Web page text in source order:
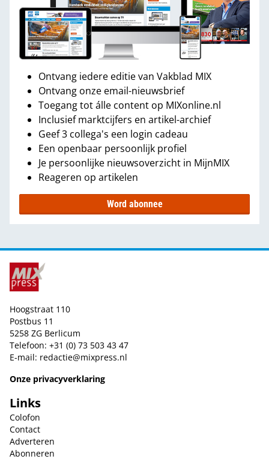
Ontvang iedere editie van Vakblad MIX
Ontvang onze email-nieuwsbrief
Toegang tot álle content op MIXonline.nl
Inclusief marktcijfers en artikel-archief
Geef 3 collega's een login cadeau
Een openbaar persoonlijk profiel
Je persoonlijke nieuwsoverzicht in MijnMIX
Reageren op artikelen
Word abonnee
Hoogstraat 110
Postbus 11
5258 ZG Berlicum
Telefoon: +31 (0) 73 503 43 47
E-mail: redactie@mixpress.nl
Onze privacyverklaring
Links
Colofon
Contact
Adverteren
Abonneren